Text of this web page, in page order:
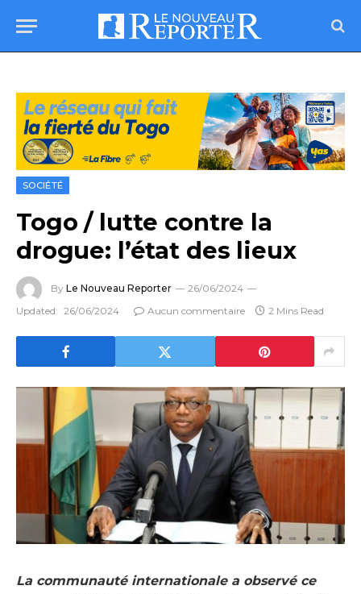
SOCIÉTÉ
Togo / lutte contre la
drogue: l’état des lieux
By Le Nouveau Reporter
26/06/2024
Updated: 26/06/2024 Aucun commentaire 2 Mins Read
La communauté internationale a observé ce